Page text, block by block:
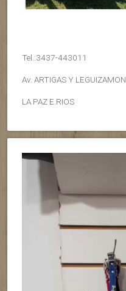
Tel.:3437-443011
Av. ARTIGAS Y LEGUIZAMON
LA PAZ E.RIOS
Reproductor